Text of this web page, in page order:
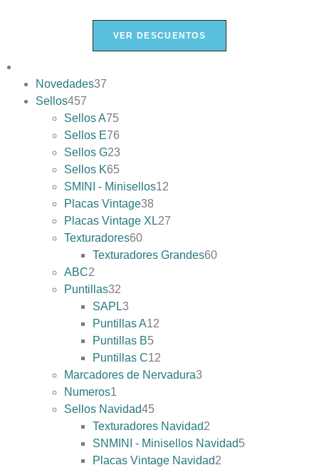
VER DESCUENTOS
Novedades37
Sellos457
Sellos A75
Sellos E76
Sellos G23
Sellos K65
SMINI - Minisellos12
Placas Vintage38
Placas Vintage XL27
Texturadores60
Texturadores Grandes60
ABC2
Puntillas32
SAPL3
Puntillas A12
Puntillas B5
Puntillas C12
Marcadores de Nervadura3
Numeros1
Sellos Navidad45
Texturadores Navidad2
SNMINI - Minisellos Navidad5
Placas Vintage Navidad2